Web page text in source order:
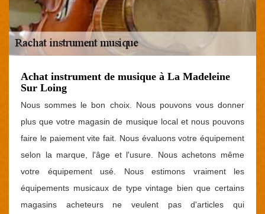
Achat instrument de musique à La Madeleine
Sur Loing
Nous sommes le bon choix. Nous pouvons vous donner
plus que votre magasin de musique local et nous pouvons
faire le paiement vite fait. Nous évaluons votre équipement
selon la marque, l'âge et l'usure. Nous achetons même
votre équipement usé. Nous estimons vraiment les
équipements musicaux de type vintage bien que certains
magasins acheteurs ne veulent pas d'articles qui